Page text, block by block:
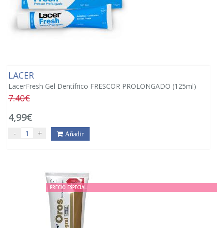
LACER
LacerFresh Gel Dentífrico FRESCOR PROLONGADO (125ml)
7.40€
4,99€
- + Añadir
PRECIO ESPECIAL